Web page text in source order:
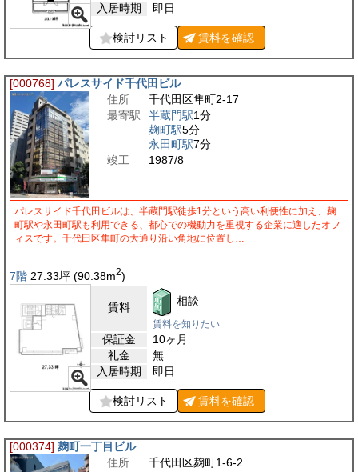
入居時期
即日
検討リスト 賃料を確認
[000768] パレスサイド千代田ビル
住所
千代田区隼町2-17
最寄駅
半蔵門駅1分
麹町駅5分
永田町駅7分
竣工
1987/8
パレスサイド千代田ビルは、半蔵門駅徒歩1分という高い利便性に加え、麹
町駅や永田町駅も利用できる、都心での機動力を重視する企業に適したオフ
ィスです。千代田区隼町の大通り沿い角地に位置し…
7階 27.33坪 (90.38m2)
賃料 相談
賃料を知りたい
保証金
10ヶ月
礼金
無
入居時期
即日
検討リスト 賃料を確認
[000374] 麹町一丁目ビル
住所
千代田区麹町1-6-2